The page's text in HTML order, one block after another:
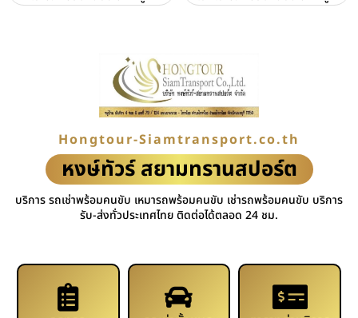
Hongtour-Siamtransport.co.th
หงษ์ทัวร์ สยามทรานสปอร์ต
บริการ รถเช่าพร้อมคนขับ เหมารถพร้อมคนขับ เช่ารถพร้อมคนขับ บริการ
รับ-ส่งทั่วประเทศไทย ติดต่อได้ตลอด 24 ชม.